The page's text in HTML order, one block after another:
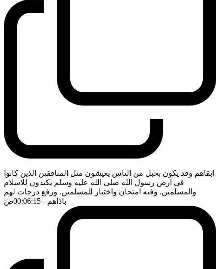
ابقاهم وقد يكون بحبل من الناس يعيشون مثل المنافقين الذين كانوا
في ارض رسول الله صلى الله عليه وسلم يكيدون للاسلام
والمسلمين. وفيه امتحان واختبار للمسلمين. ورفع درجات لهم
باذاهم - 00:06:15 ضَ